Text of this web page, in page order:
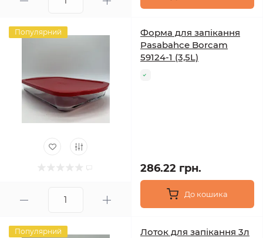
Популярний
Форма для запікання
Pasabahce Borcam
59124-1 (3,5L)
286.22 грн.
До кошика
Популярний
Лоток для запікання 3л